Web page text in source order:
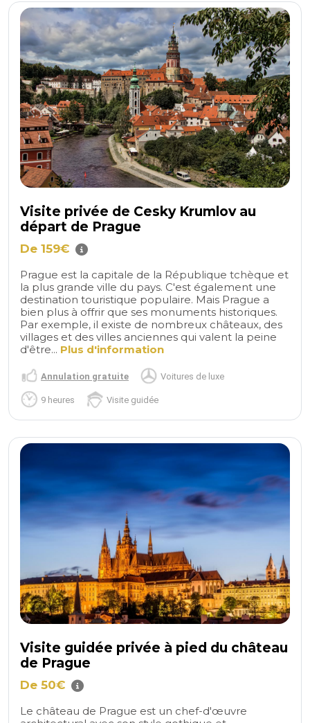
Visite privée de Cesky Krumlov au
départ de Prague
De 159€
Prague est la capitale de la République tchèque et
la plus grande ville du pays. C'est également une
destination touristique populaire. Mais Prague a
bien plus à offrir que ses monuments historiques.
Par exemple, il existe de nombreux châteaux, des
villages et des villes anciennes qui valent la peine
d'être... Plus d'information
Annulation gratuite Voitures de luxe
9 heures Visite guidée
Visite guidée privée à pied du château
de Prague
De 50€
Le château de Prague est un chef-d'œuvre